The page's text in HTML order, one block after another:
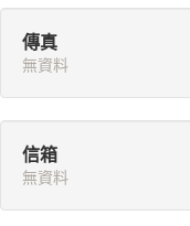
傳真
無資料
信箱
無資料